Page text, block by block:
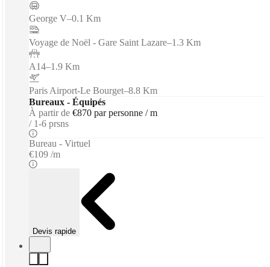
George V–0.1 Km
Voyage de Noël - Gare Saint Lazare–1.3 Km
A14–1.9 Km
Paris Airport-Le Bourget–8.8 Km
Bureaux - Équipés
À partir de €870 par personne / m
1-6 prsns
Bureau - Virtuel
€109 /m
Devis rapide